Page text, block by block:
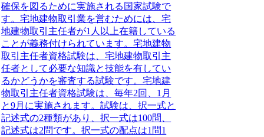
確保を図るために実施される国家試験で
す。宅地建物取引業を営むためには、宅
地建物取引主任者が1人以上在籍している
ことが義務付けられています。宅地建物
取引主任者資格試験は、宅地建物取引主
任者として必要な知識と技能を有してい
るかどうかを審査する試験です。宅地建
物取引主任者資格試験は、毎年2回、1月
と9月に実施されます。試験は、択一式と
記述式の2種類があり、択一式は100問、
記述式は2問です。択一式の配点は1問1